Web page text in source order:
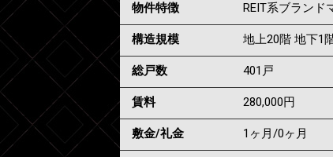
物件特徴 REIT系ブランド
構造規模 地上20階 地下1
総戸数 401戸
賃料 280,000円
敷金/礼金 1ヶ月/0ヶ月